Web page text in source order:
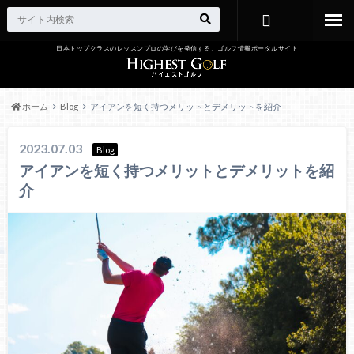
日本トップクラスのレッスンプロの学びを発信する、ゴルフ情報ポータルサイト
ホーム Blog アイアンを短く持つメリットとデメリットを紹介
2023.07.03 Blog
アイアンを短く持つメリットとデメリットを紹
介